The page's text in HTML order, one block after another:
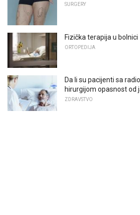
SURGERY
Fizička terapija u bolnici
ORTOPEDIJA
Da li su pacijenti sa
hirurgijom opasnost od
ZDRAVSTVO